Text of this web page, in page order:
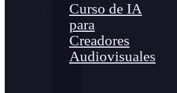
Curso de IA
para
Creadores
Audiovisuales